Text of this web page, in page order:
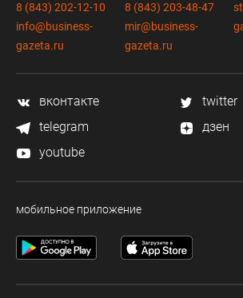
8 (843) 202-12-10
info@business-
gazeta.ru
8 (843) 203-48-47
mir@business-
gazeta.ru
вконтакте
twitter
telegram
дзен
youtube
мобильное приложение